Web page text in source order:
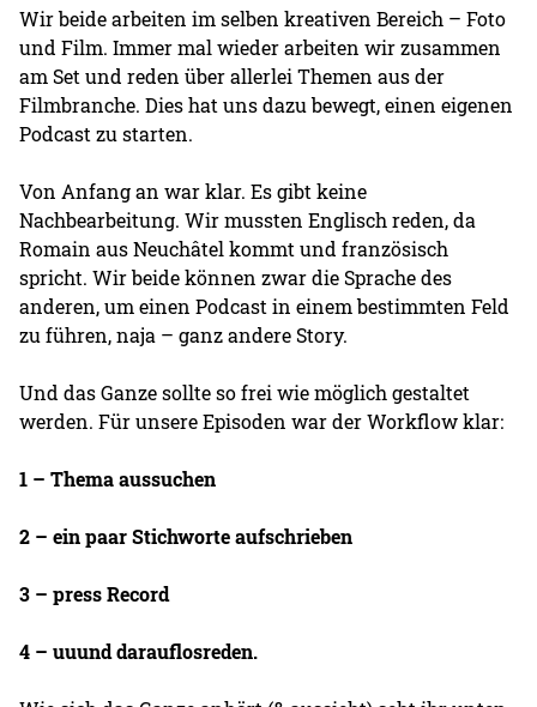
Wir beide arbeiten im selben kreativen Bereich – Foto
und Film. Immer mal wieder arbeiten wir zusammen
am Set und reden über allerlei Themen aus der
Filmbranche. Dies hat uns dazu bewegt, einen eigenen
Podcast zu starten.
Von Anfang an war klar. Es gibt keine
Nachbearbeitung. Wir mussten Englisch reden, da
Romain aus Neuchâtel kommt und französisch
spricht. Wir beide können zwar die Sprache des
anderen, um einen Podcast in einem bestimmten Feld
zu führen, naja – ganz andere Story.
Und das Ganze sollte so frei wie möglich gestaltet
werden. Für unsere Episoden war der Workflow klar:
1 – Thema aussuchen
2 – ein paar Stichworte aufschrieben
3 – press Record
4 – uuund darauflosreden.